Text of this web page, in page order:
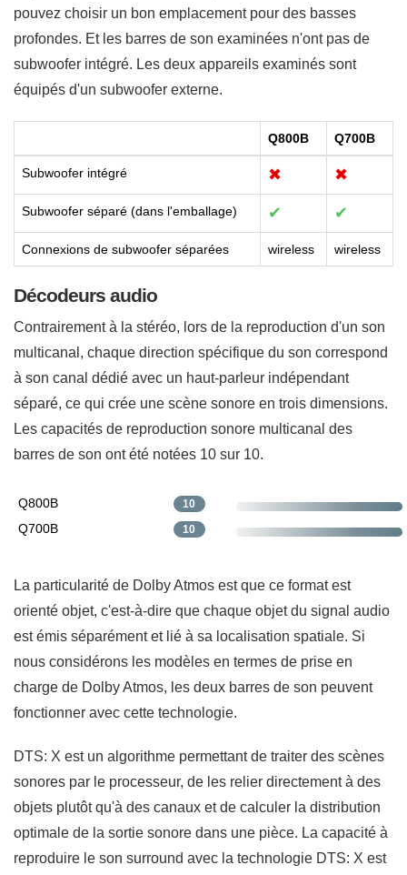
pouvez choisir un bon emplacement pour des basses
profondes. Et les barres de son examinées n'ont pas de
subwoofer intégré. Les deux appareils examinés sont
équipés d'un subwoofer externe.
Q800B Q700B
Subwoofer intégré ✖ ✖
Subwoofer séparé (dans l'emballage) ✔ ✔
Connexions de subwoofer séparées wireless wireless
Décodeurs audio
Contrairement à la stéréo, lors de la reproduction d'un son
multicanal, chaque direction spécifique du son correspond
à son canal dédié avec un haut-parleur indépendant
séparé, ce qui crée une scène sonore en trois dimensions.
Les capacités de reproduction sonore multicanal des
barres de son ont été notées 10 sur 10.
Q800B 10
Q700B 10
La particularité de Dolby Atmos est que ce format est
orienté objet, c'est-à-dire que chaque objet du signal audio
est émis séparément et lié à sa localisation spatiale. Si
nous considérons les modèles en termes de prise en
charge de Dolby Atmos, les deux barres de son peuvent
fonctionner avec cette technologie.
DTS: X est un algorithme permettant de traiter des scènes
sonores par le processeur, de les relier directement à des
objets plutôt qu'à des canaux et de calculer la distribution
optimale de la sortie sonore dans une pièce. La capacité à
reproduire le son surround avec la technologie DTS: X est